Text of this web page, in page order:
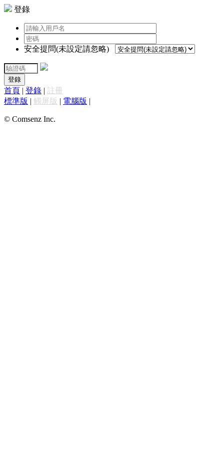
登錄
安全提問(未設定請忽略)
登錄
首頁 | 登錄 | 註冊
標準版 | 觸屏版 | 電腦版 |
© Comsenz Inc.